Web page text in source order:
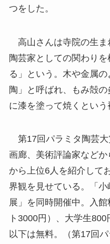
つをした。
高山さんは寺院の生ま
陶芸家としての関わり
る」という。木や金属
陶」と呼ばれ、もみ殻
に漆を塗って焼くという
第17回パラミタ陶芸大
画廊、美術評論家など
から上位6人を紹介して
界観を見せている。「
展」を同時開催中。入
ト3000円）、大学生
以下は無料。（第17回